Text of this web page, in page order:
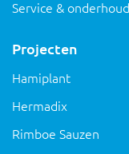
Service & onderhoud
Projecten
Hamiplant
Hermadix
Rimboe Sauzen